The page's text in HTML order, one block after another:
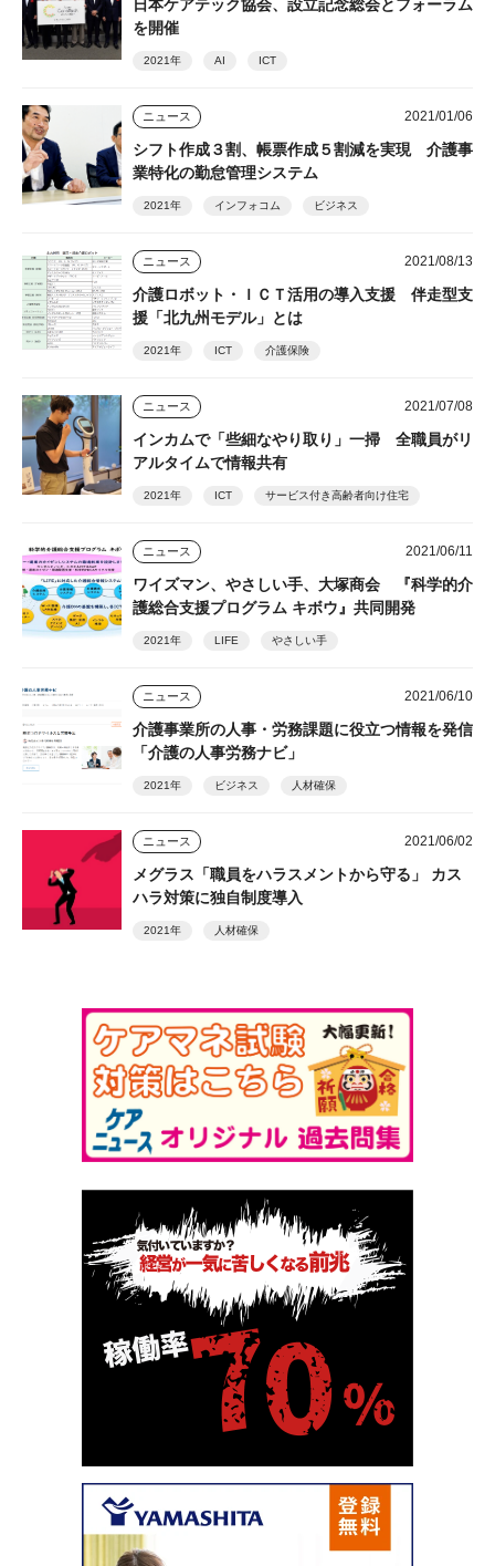
日本ケアテック協会、設立記念総会とフォーラム
を開催
2021年 AI ICT
ニュース 2021/01/06
シフト作成３割、帳票作成５割減を実現 介護事
業特化の勤怠管理システム
2021年 インフォコム ビジネス
ニュース 2021/08/13
介護ロボット・ＩＣＴ活用の導入支援 伴走型支
援「北九州モデル」とは
2021年 ICT 介護保険
ニュース 2021/07/08
インカムで「些細なやり取り」一掃 全職員がリ
アルタイムで情報共有
2021年 ICT サービス付き高齢者向け住宅
ニュース 2021/06/11
ワイズマン、やさしい手、大塚商会 『科学的介
護総合支援プログラム キボウ』共同開発
2021年 LIFE やさしい手
ニュース 2021/06/10
介護事業所の人事・労務課題に役立つ情報を発信
「介護の人事労務ナビ」
2021年 ビジネス 人材確保
ニュース 2021/06/02
メグラス「職員をハラスメントから守る」 カス
ハラ対策に独自制度導入
2021年 人材確保